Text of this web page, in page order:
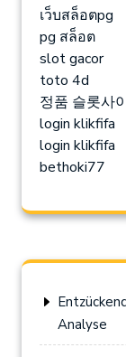
เว็บสล็อตpg
pg สล็อต
slot gacor
toto 4d
정품 슬롯사
login klikfifa
login klikfifa
bethoki77
Analyse